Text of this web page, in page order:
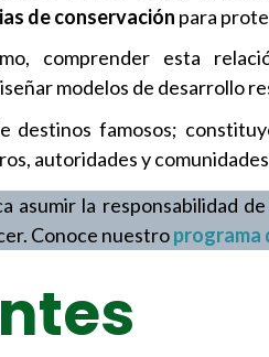
de conservación para
comprender esta
modelos de desarrollo
famosos;
autoridades y
asumir la responsabilidad
Conoce nuestroprograma